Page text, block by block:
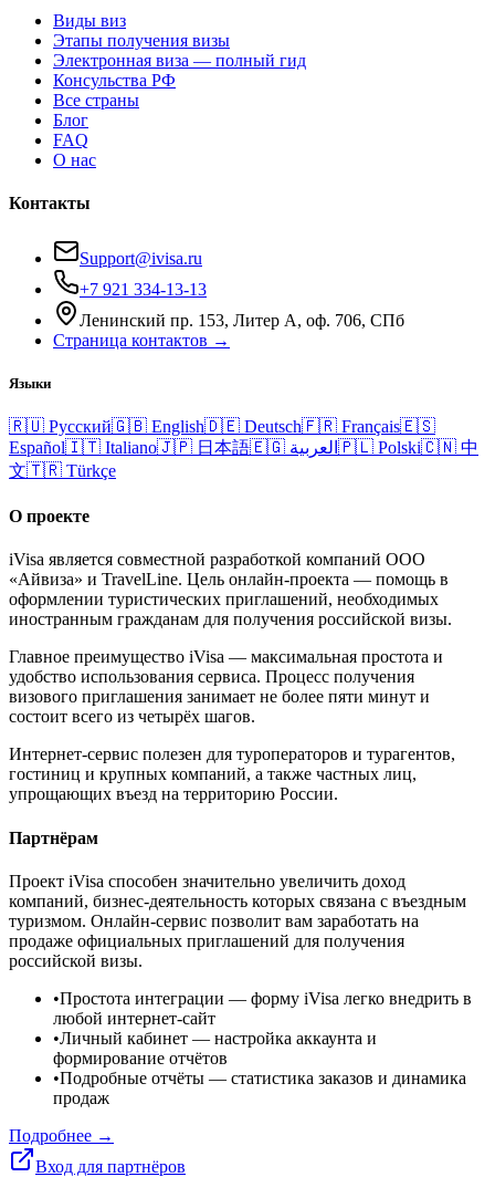
Виды виз
Этапы получения визы
Электронная виза — полный гид
Консульства РФ
Все страны
Блог
FAQ
О нас
Контакты
Support@ivisa.ru
+7 921 334-13-13
Ленинский пр. 153, Литер А, оф. 706, СПб
Страница контактов →
Языки
🇷🇺 Русский🇬🇧 English🇩🇪 Deutsch🇫🇷 Français🇪🇸
Español🇮🇹 Italiano🇯🇵 日本語🇪🇬 العربية 🇵🇱 Polski🇨🇳 中
文🇹🇷 Türkçe
О проекте
iVisa является совместной разработкой компаний ООО
«Айвиза» и TravelLine. Цель онлайн-проекта — помощь в
оформлении туристических приглашений, необходимых
иностранным гражданам для получения российской визы.
Главное преимущество iVisa — максимальная простота и
удобство использования сервиса. Процесс получения
визового приглашения занимает не более пяти минут и
состоит всего из четырёх шагов.
Интернет-сервис полезен для туроператоров и турагентов,
гостиниц и крупных компаний, а также частных лиц,
упрощающих въезд на территорию России.
Партнёрам
Проект iVisa способен значительно увеличить доход
компаний, бизнес-деятельность которых связана с въездным
туризмом. Онлайн-сервис позволит вам заработать на
продаже официальных приглашений для получения
российской визы.
•Простота интеграции — форму iVisa легко внедрить в
любой интернет-сайт
•Личный кабинет — настройка аккаунта и
формирование отчётов
•Подробные отчёты — статистика заказов и динамика
продаж
Подробнее →
Вход для партнёров